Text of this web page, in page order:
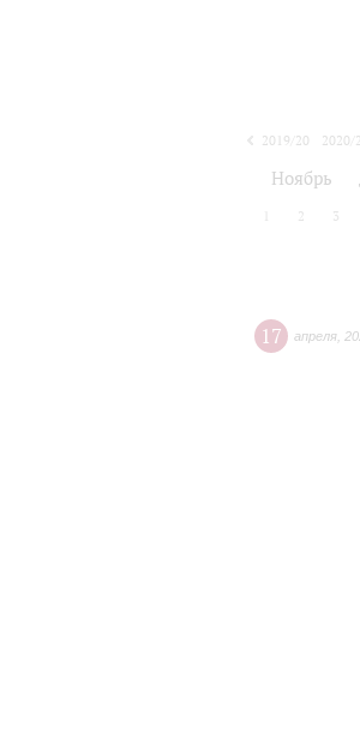
2019/20 2020/
Ноябрь
2 3
17 апреля